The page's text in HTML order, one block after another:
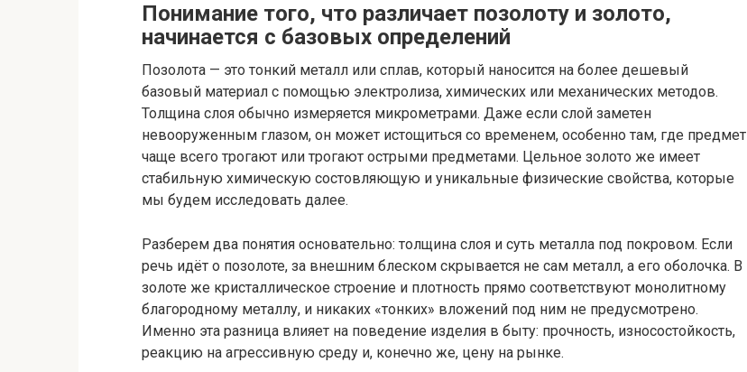
Понимание того, что различает позолоту и золото,
начинается с базовых определений
Позолота — это тонкий металл или сплав, который наносится на более дешевый
базовый материал с помощью электролиза, химических или механических методов.
Толщина слоя обычно измеряется микрометрами. Даже если слой заметен
невооруженным глазом, он может истощиться со временем, особенно там, где предмет
чаще всего трогают или трогают острыми предметами. Цельное золото же имеет
стабильную химическую состовляющую и уникальные физические свойства, которые
мы будем исследовать далее.
Разберем два понятия основательно: толщина слоя и суть металла под покровом. Если
речь идёт о позолоте, за внешним блеском скрывается не сам металл, а его оболочка. В
золоте же кристаллическое строение и плотность прямо соответствуют монолитному
благородному металлу, и никаких «тонких» вложений под ним не предусмотрено.
Именно эта разница влияет на поведение изделия в быту: прочность, износостойкость,
реакцию на агрессивную среду и, конечно же, цену на рынке.